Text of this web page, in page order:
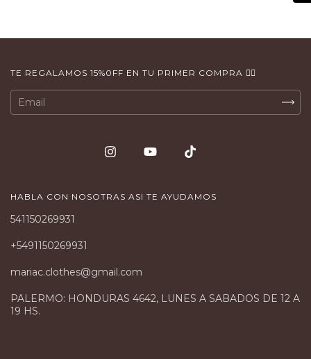
TE REGALAMOS 15%0FF EN TU PRIMER COMPRA 👇🏻
HABLA CON NOSOTRAS ASI TE AYUDAMOS
541150269931
+5491150269931
mariac.clothes@gmail.com
PALERMO: HONDURAS 4642, LUNES A SABADOS DE 12 A
19 HS.